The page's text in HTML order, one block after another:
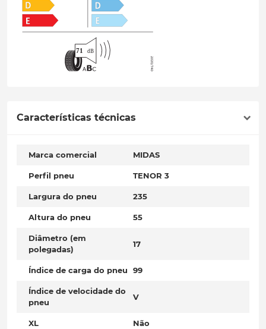
Características técnicas
Marca comercial MIDAS
Perfil pneu TENOR 3
Largura do pneu 235
Altura do pneu 55
Diâmetro (em
polegadas)
17
Índice de carga do pneu 99
Índice de velocidade do
pneu
V
XL Não